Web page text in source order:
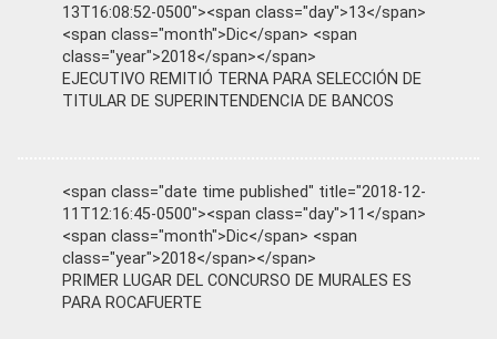
13T16:08:52-0500"><span class="day">13</span>
<span class="month">Dic</span> <span
class="year">2018</span></span>
EJECUTIVO REMITIÓ TERNA PARA SELECCIÓN DE
TITULAR DE SUPERINTENDENCIA DE BANCOS
<span class="date time published" title="2018-12-
11T12:16:45-0500"><span class="day">11</span>
<span class="month">Dic</span> <span
class="year">2018</span></span>
PRIMER LUGAR DEL CONCURSO DE MURALES ES
PARA ROCAFUERTE